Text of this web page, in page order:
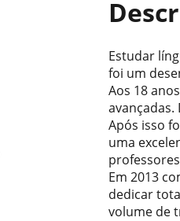
Estudar
foi um
Aos 18
Após isso
uma
Em 2013
dedicar
volume de